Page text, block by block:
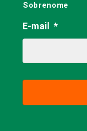
Sobrenome
E-mail *